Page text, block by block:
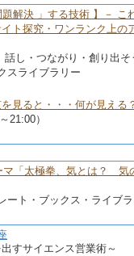
解決 」する技術 】－ こ
ト探究・ワンランク上の
し・つながり・創り出そ
スライブラリー
見ると・・・何が見える
21:00）
「太極拳、気とは？ 気
ト・ブックス・ライブ
すサイエンス営業術～